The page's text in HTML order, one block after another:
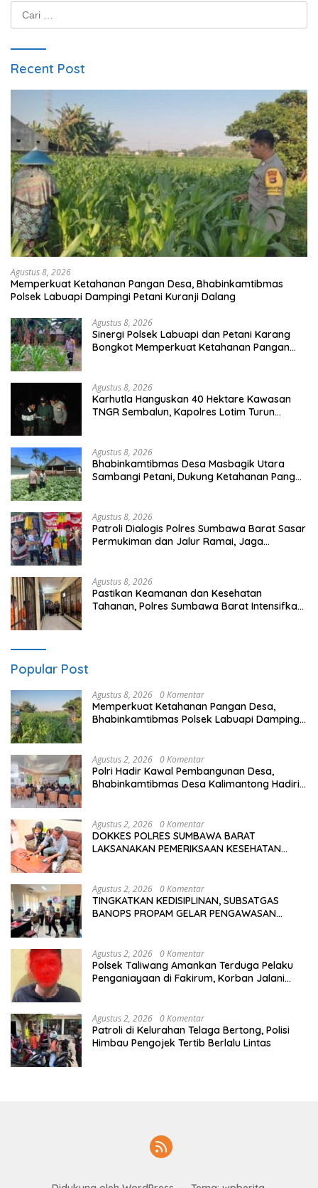
Cari
untuk:
Recent Post
Agustus 8, 2026
Memperkuat Ketahanan Pangan Desa, Bhabinkamtibmas
Polsek Labuapi Dampingi Petani Kuranji Dalang
Agustus 8, 2026
Sinergi Polsek Labuapi dan Petani Karang
Bongkot Memperkuat Ketahanan Pangan
Agustus 8, 2026
Karhutla Hanguskan 40 Hektare Kawasan
TNGR Sembalun, Kapolres Lotim Turun
Agustus 8, 2026
Bhabinkamtibmas Desa Masbagik Utara
Sambangi Petani, Dukung Ketahanan Pangan
Agustus 8, 2026
Patroli Dialogis Polres Sumbawa Barat Sasar
Permukiman dan Jalur Ramai, Jaga
Agustus 8, 2026
Pastikan Keamanan dan Kesehatan
Tahanan, Polres Sumbawa Barat Intensifkan
Popular Post
Agustus 8, 2026 0 Komentar
Memperkuat Ketahanan Pangan Desa,
Bhabinkamtibmas Polsek Labuapi Dampingi
Agustus 2, 2026 0 Komentar
Polri Hadir Kawal Pembangunan Desa,
Bhabinkamtibmas Desa Kalimantong Hadiri
Agustus 2, 2026 0 Komentar
DOKKES POLRES SUMBAWA BARAT
LAKSANAKAN PEMERIKSAAN KESEHATAN
Agustus 2, 2026 0 Komentar
TINGKATKAN KEDISIPLINAN, SUBSATGAS
BANOPS PROPAM GELAR PENGAWASAN
Agustus 2, 2026 0 Komentar
Polsek Taliwang Amankan Terduga Pelaku
Penganiayaan di Fakirum, Korban Jalani
Agustus 2, 2026 0 Komentar
Patroli di Kelurahan Telaga Bertong, Polisi
Himbau Pengojek Tertib Berlalu Lintas